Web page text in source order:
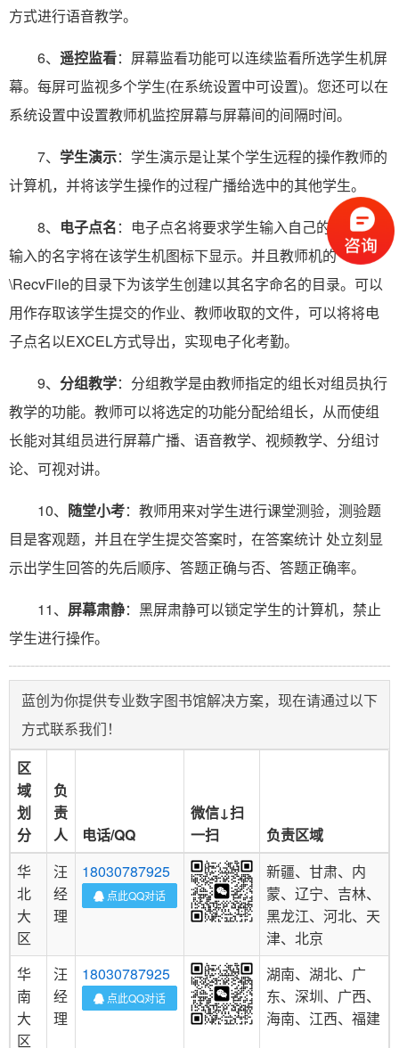
方式进行语音教学。
6、 遥控监看：屏幕监看功能可以连续监看所选学生机屏
幕。每屏可监视多个学生(在系统设置中可设置)。您还可以在
系统设置中设置教师机监控屏幕与屏幕间的间隔时间。
7、 学生演示：学生演示是让某个学生远程的操作教师的
计算机，并将该学生操作的过程广播给选中的其他学生。
8、 电子点名：电子点名将要求学生输入自己的名字，其
输入的名字将在该学生机图标下显示。并且教师机的
\RecvFile的目录下为该学生创建以其名字命名的目录。可以
用作存取该学生提交的作业、教师收取的文件，可以将将电
子点名以EXCEL方式导出，实现电子化考勤。
9、 分组教学：分组教学是由教师指定的组长对组员执行
教学的功能。教师可以将选定的功能分配给组长，从而使组
长能对其组员进行屏幕广播、语音教学、视频教学、分组讨
论、可视对讲。
10、 随堂小考：教师用来对学生进行课堂测验，测验题
目是客观题，并且在学生提交答案时，在答案统计 处立刻显
示出学生回答的先后顺序、答题正确与否、答题正确率。
11、 屏幕肃静：黑屏肃静可以锁定学生的计算机，禁止
学生进行操作。
蓝创为你提供专业数字图书馆解决方案，现在请通过以下
方式联系我们！
区
域
划
分
负
责
人
电话/QQ
微信↓扫
一扫
负责区域
华
北
大
区
汪
经
理
18030787925
点此QQ对话
新疆、甘肃、内
蒙、辽宁、吉林、
黑龙江、河北、天
津、北京
华
南
大
区
汪
经
理
18030787925
点此QQ对话
湖南、湖北、广
东、深圳、广西、
海南、江西、福建